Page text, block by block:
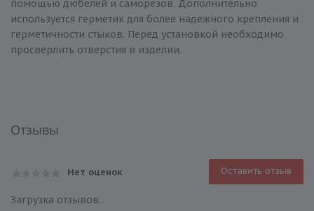
помощью дюбелей и саморезов. Дополнительно
используется герметик для более надежного крепления и
герметичности стыков. Перед установкой необходимо
просверлить отверстия в изделии.
Отзывы
Нет оценок Оставить отзыв
Загрузка отзывов...